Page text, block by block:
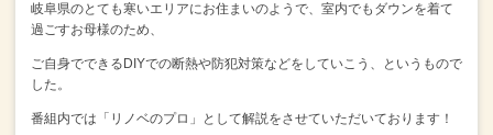
岐阜県のとても寒いエリアにお住まいのようで、室内でもダウンを着て
過ごすお母様のため、
ご自身でできるDIYでの断熱や防犯対策などをしていこう、というもので
した。
番組内では「リノベのプロ」として解説をさせていただいております！